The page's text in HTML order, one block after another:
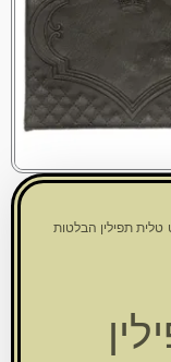
תפילין הבלטות